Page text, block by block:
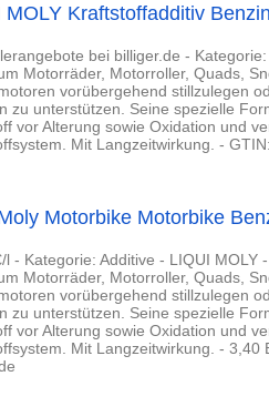
MOLY Kraftstoffadditiv
bei billiger.de -
Motorräder, Motorroller, Quads,
vorübergehend stillzulegen
zu unterstützen. Seine spezielle
vor Alterung sowie Oxidation und
Mit Langzeitwirkung. -
Motorbike Motorbike
l - Kategorie: Additive - LIQUI MOLY
Motorräder, Motorroller, Quads,
vorübergehend stillzulegen
zu unterstützen. Seine spezielle
vor Alterung sowie Oxidation und
Mit Langzeitwirkung. - 3,40